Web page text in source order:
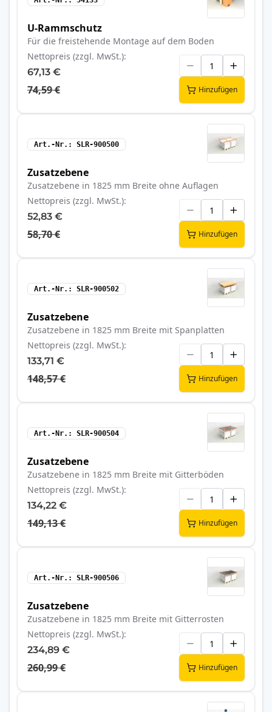
U-Rammschutz
Für die freistehende Montage auf dem Boden
Nettopreis (zzgl. MwSt.)
67,13 €
74,59 € Hinzufügen
Art.-Nr. SLR-900500
Zusatzebene
Zusatzebene in 1825 mm Breite ohne Auflagen
Nettopreis (zzgl. MwSt.)
52,83 €
58,70 € Hinzufügen
Art.-Nr. SLR-900502
Zusatzebene
Zusatzebene in 1825 mm Breite mit Spanplatten
Nettopreis (zzgl. MwSt.)
133,71 €
148,57 € Hinzufügen
Art.-Nr. SLR-900504
Zusatzebene
Zusatzebene in 1825 mm Breite mit Gitterböden
Nettopreis (zzgl. MwSt.)
134,22 €
149,13 € Hinzufügen
Art.-Nr. SLR-900506
Zusatzebene
Zusatzebene in 1825 mm Breite mit Gitterrosten
Nettopreis (zzgl. MwSt.)
234,89 €
260,99 € Hinzufügen